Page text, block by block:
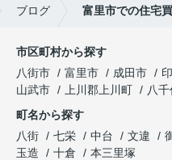
ブログ 富里市での住宅
市区町村から探す
八街市
富里市 成田市
山武市
上川郡上川町 八
町名から探す
八街
七栄 中台 文違
玉造
十倉
本三里塚